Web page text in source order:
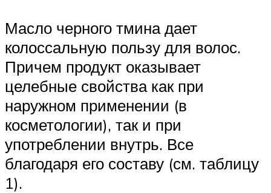
Масло черного тмина дает
колоссальную пользу для волос.
Причем продукт оказывает
целебные свойства как при
наружном применении (в
косметологии), так и при
употреблении внутрь. Все
благодаря его составу (см. таблицу
1).